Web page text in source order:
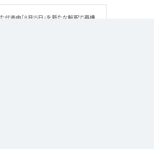
表曲「8月15日」を新たな解釈で再構